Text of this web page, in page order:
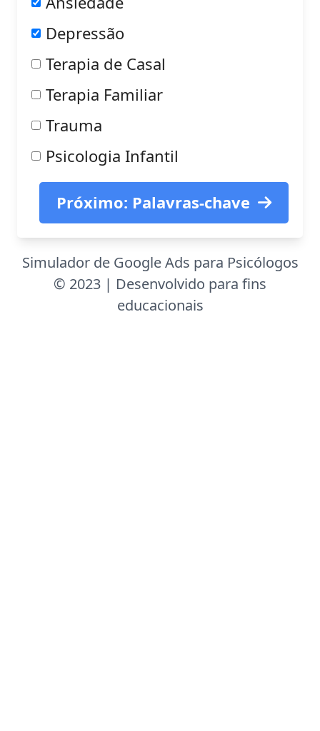
Depressão
Terapia de Casal
Terapia Familiar
Trauma
Psicologia Infantil
Próximo: Palavras-chave
Simulador de Google Ads para Psicólogos
© 2023 | Desenvolvido para fins
educacionais